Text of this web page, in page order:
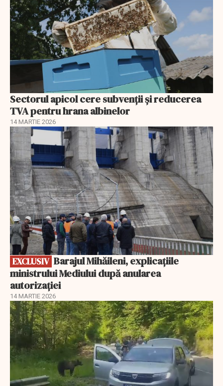
Sectorul apicol cere subvenții și reducerea
TVA pentru hrana albinelor
14 MARTIE 2026
EXCLUSIV
EXCLUSIV
ministrului Mediului după anularea
autorizației
14 MARTIE 2026
EXCLUSIV